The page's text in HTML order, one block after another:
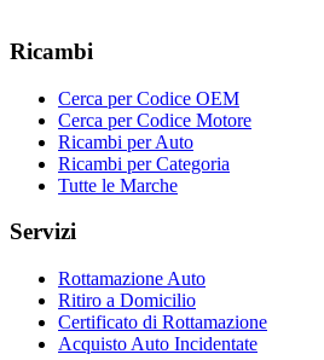
Ricambi
Cerca per Codice OEM
Cerca per Codice Motore
Ricambi per Auto
Ricambi per Categoria
Tutte le Marche
Servizi
Rottamazione Auto
Ritiro a Domicilio
Certificato di Rottamazione
Acquisto Auto Incidentate